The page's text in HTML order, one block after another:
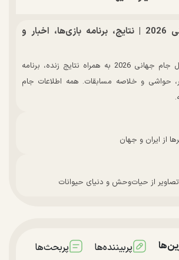
جدول جام جهانی 2026 | نتایج، برنامه بازی‌ها، اخبار و
مشاهده جدول کامل جام جهانی 2026 به همراه نتایج زنده، برنامه
حواشی و خلاصه مسابقات. همه اطلاعات جام
از ایران و جهان
از حیات‌وحش و دنیای حیوانات
پربیننده‌ها پربحث‌ها